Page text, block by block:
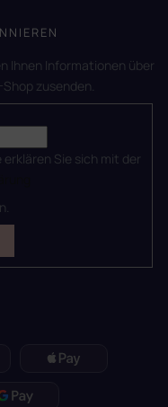
Ihnen Informationen über
zusenden.
Sie sich mit der